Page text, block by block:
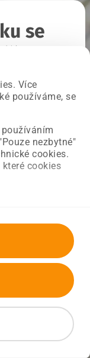
Více
používáme, se
nezbytné"
cookies.
cookies
se
opravujeme.
stránku.
strana